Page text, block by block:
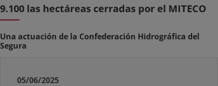
9.100 las hectáreas cerradas por el MITECO
Una actuación de la Confederación Hidrográfica del
Segura
05/06/2025